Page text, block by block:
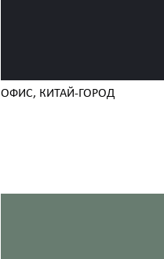
ОФИС, КИТАЙ-ГОРОД